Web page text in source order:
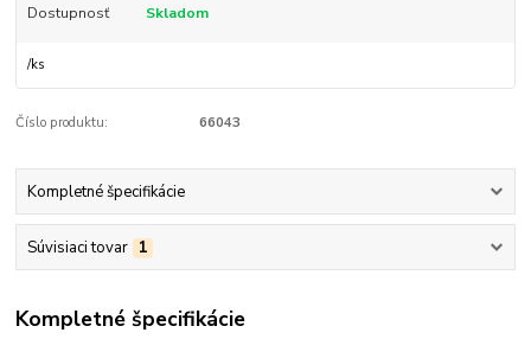
Dostupnosť Skladom
/ks
Číslo produktu: 66043
Kompletné špecifikácie
Súvisiaci tovar 1
Kompletné špecifikácie